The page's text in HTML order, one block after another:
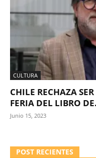
CULTURA
CHILE RECHAZA
FERIA DEL LIBRO
Junio 15, 2023
POST RECIENTES